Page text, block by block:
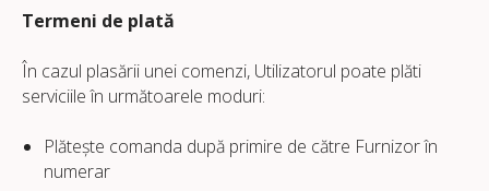
Termeni de plată
În cazul plasării unei comenzi, Utilizatorul poate plăti
serviciile în următoarele moduri:
Plătește comanda după primire de către Furnizor în
numerar